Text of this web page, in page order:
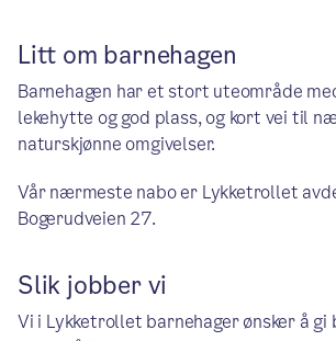
Litt om barnehagen
Barnehagen har et stort uteområde
lekehytte og god plass, og kort vei til
naturskjønne omgivelser.
Vår nærmeste nabo er Lykketrollet
Bogerudveien 27.
Slik jobber vi
Vi i Lykketrollet barnehager ønsker å gi